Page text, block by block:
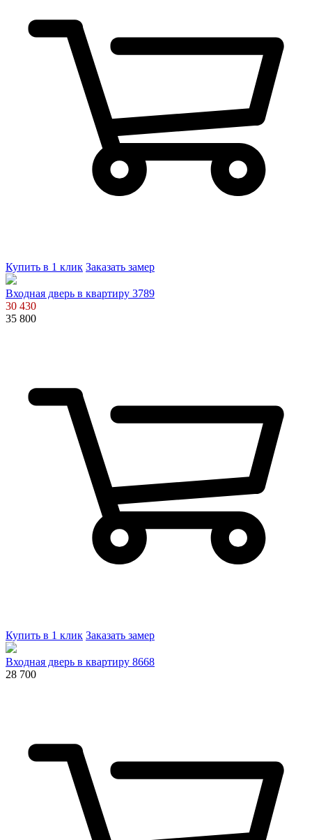
Купить в 1 клик Заказать замер
Входная дверь в квартиру 3789
30 430
35 800
Купить в 1 клик Заказать замер
Входная дверь в квартиру 8668
28 700